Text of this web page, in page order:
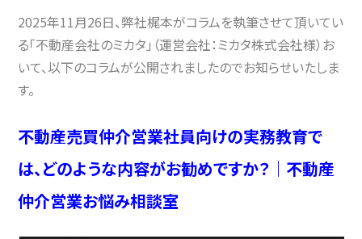
2025年11月26日、弊社梶本がコラムを執筆させて頂いてい
る「不動産会社のミカタ」（運営会社：ミカタ株式会社様）お
いて、以下のコラムが公開されましたのでお知らせいたしま
す。
不動産売買仲介営業社員向けの実務教育で
は、どのような内容がお勧めですか？｜不動産
仲介営業お悩み相談室